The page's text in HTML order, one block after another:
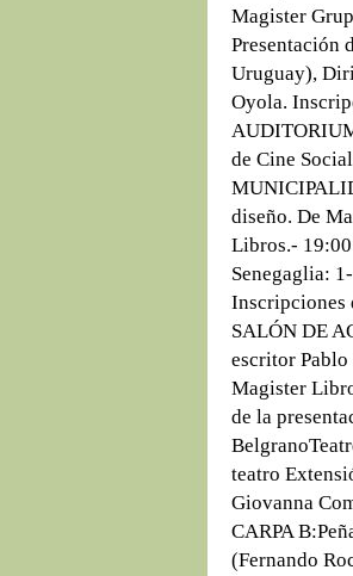
Magister
Presentación
Uruguay),
Oyola.
de Cine
diseño. De
Libros.- 19:00
Senegaglia:
Inscripciones
SALÓN DE
escritor Pablo
Magister
de la
teatro
Giovanna
CARPA
(Fernando